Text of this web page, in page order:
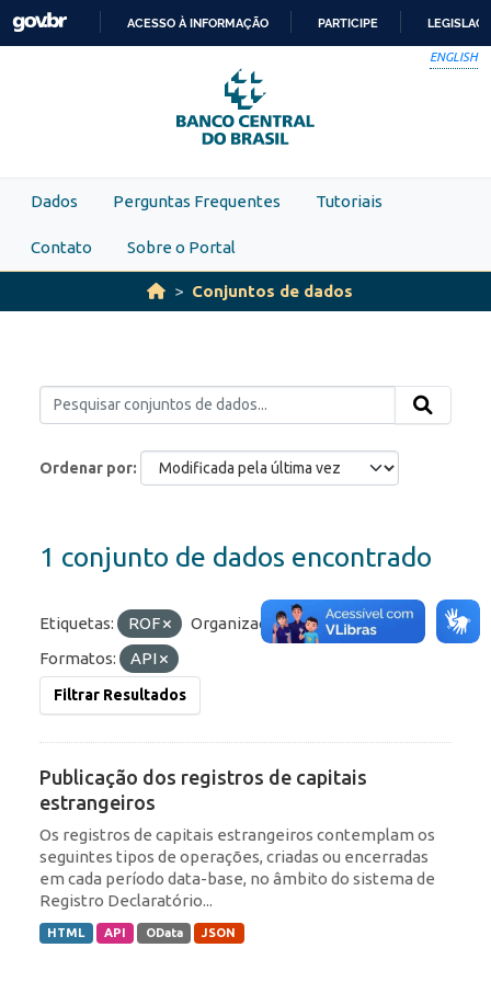
Skip to main content
PARA
O
CONTEÚDO
ACESSO À INFORMAÇÃO PARTICIPE
ENGLISH
Dados Perguntas Frequentes Tutoriais
Contato Sobre o Portal
Conjuntos de dados
Ordenar por
1 conjunto de dados encontrado
Etiquetas: ROF Organizações:
BCB/Dstat
Formatos:
API
Filtrar Resultados
Publicação dos registros de capitais
estrangeiros
Os registros de capitais estrangeiros contemplam os
seguintes tipos de operações, criadas ou encerradas
em cada período data-base, no âmbito do sistema de
Registro Declaratório...
HTML API OData JSON